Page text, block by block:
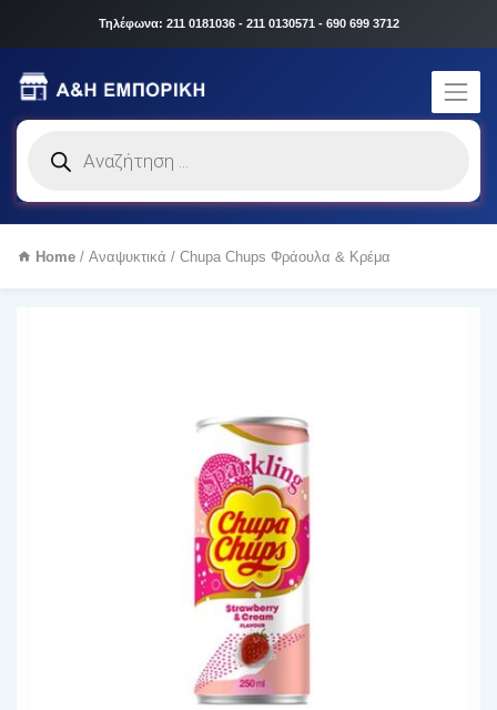
Τηλέφωνα: 211 0181036 - 211 0130571 - 690 699 3712
search
Home / Αναψυκτικά / Chupa Chups Φράουλα & Κρέμα